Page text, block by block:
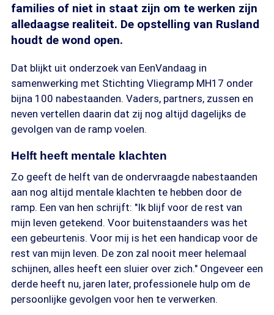
families of niet in staat zijn om te werken zijn
alledaagse realiteit. De opstelling van Rusland
houdt de wond open.
Dat blijkt uit onderzoek van EenVandaag in
samenwerking met Stichting Vliegramp MH17 onder
bijna 100 nabestaanden. Vaders, partners, zussen en
neven vertellen daarin dat zij nog altijd dagelijks de
gevolgen van de ramp voelen.
Helft heeft mentale klachten
Zo geeft de helft van de ondervraagde nabestaanden
aan nog altijd mentale klachten te hebben door de
ramp. Een van hen schrijft: "Ik blijf voor de rest van
mijn leven getekend. Voor buitenstaanders was het
een gebeurtenis. Voor mij is het een handicap voor de
rest van mijn leven. De zon zal nooit meer helemaal
schijnen, alles heeft een sluier over zich." Ongeveer een
derde heeft nu, jaren later, professionele hulp om de
persoonlijke gevolgen voor hen te verwerken.